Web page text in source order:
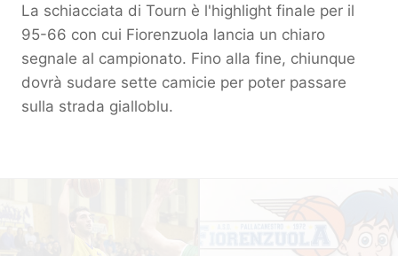
La schiacciata di Tourn è l'highlight finale per il
95-66 con cui Fiorenzuola lancia un chiaro
segnale al campionato. Fino alla fine, chiunque
dovrà sudare sette camicie per poter passare
sulla strada gialloblu.